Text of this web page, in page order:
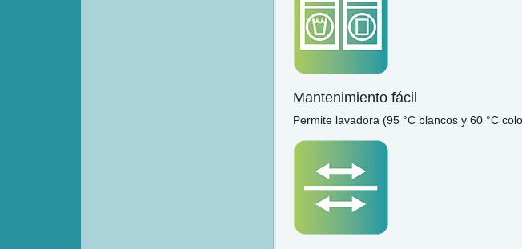
Mantenimiento fácil
Permite lavadora (95 °C blancos y 60 °C